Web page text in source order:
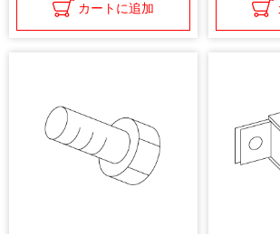
カートに追加